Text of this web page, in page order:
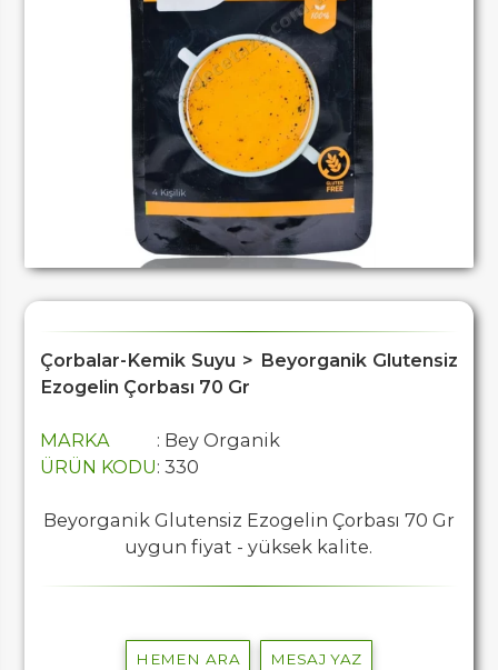
Çorbalar-Kemik Suyu > Beyorganik Glutensiz
Ezogelin Çorbası 70 Gr
MARKA
: Bey Organik
ÜRÜN KODU: 330
Beyorganik Glutensiz Ezogelin Çorbası 70 Gr
uygun fiyat - yüksek kalite.
HEMEN ARA MESAJ YAZ